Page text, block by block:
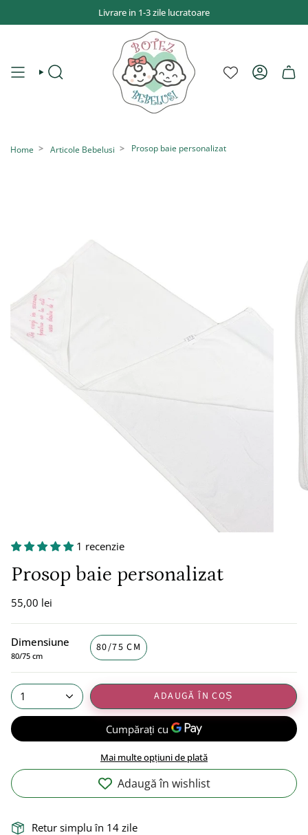
Livrare in 1-3 zile lucratoare
CAUTĂ CONT
Home Articole Bebelusi Prosop baie personalizat
1 recenzie
Prosop baie personalizat
55,00 lei
Dimensiune
80/75 cm
80/75 CM
1 ADAUGĂ ÎN COȘ
Mai multe opțiuni de plată
Adaugă în wishlist
Retur simplu în 14 zile